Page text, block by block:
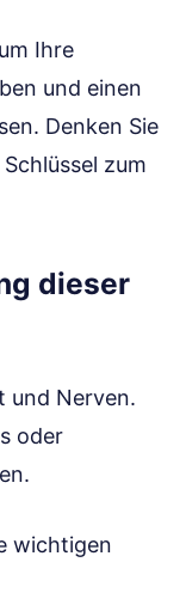
Ihre
und einen
Denken Sie
zum
dieser
und Nerven.
oder
wichtigen